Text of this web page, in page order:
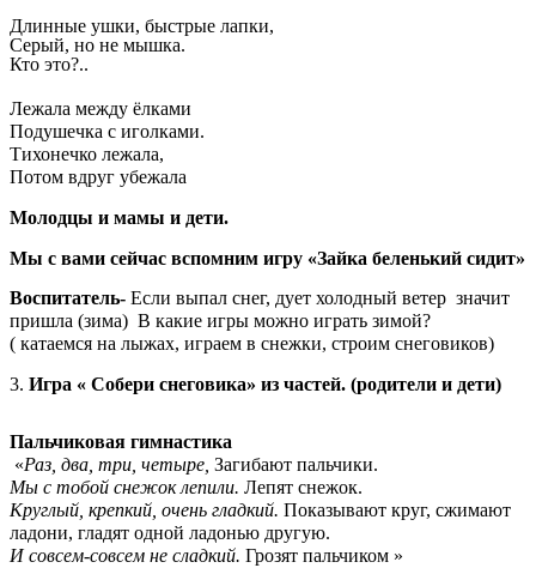
Длинные ушки, быстрые лапки,
Серый, но не мышка.
Кто это?..
Лежала между ёлками
Подушечка с иголками.
Тихонечко лежала,
Потом вдруг убежала
Молодцы и мамы и дети.
Мы с вами сейчас вспомним игру «Зайка беленький сидит»
Воспитатель- Если выпал снег, дует холодный ветер значит
пришла (зима) В какие игры можно играть зимой?
( катаемся на лыжах, играем в снежки, строим снеговиков)
3. Игра « Собери снеговика» из частей. (родители и дети)
Пальчиковая гимнастика
«Раз, два, три, четыре, Загибают пальчики.
Мы с тобой снежок лепили. Лепят снежок.
Круглый, крепкий, очень гладкий. Показывают круг, сжимают
ладони, гладят одной ладонью другую.
И совсем-совсем не сладкий. Грозят пальчиком »